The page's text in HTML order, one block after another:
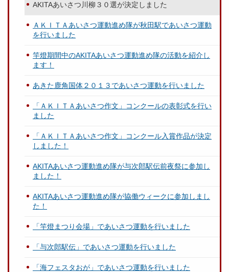
AKITAあいさつ川柳３０選が決定しました
ＡＫＩＴＡあいさつ運動進め隊が秋田駅であいさつ運動
を行いました
竿燈期間中のAKITAあいさつ運動進め隊の活動を紹介し
ます！
あきた鹿角国体２０１３であいさつ運動を行いました
「ＡＫＩＴＡあいさつ作文」コンクールの表彰式を行い
ました
「ＡＫＩＴＡあいさつ作文」コンクール入賞作品が決定
しました！
AKITAあいさつ運動進め隊が与次郎駅伝前夜祭に参加し
ました！
AKITAあいさつ運動進め隊が協働ウィークに参加しまし
た！
「竿燈まつり会場」であいさつ運動を行いました
「与次郎駅伝」であいさつ運動を行いました
「海フェスタおが」であいさつ運動を行いました